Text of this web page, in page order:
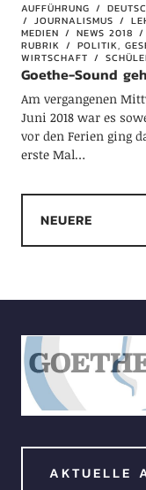
AUFFÜHRUNG
JOURNALISMUS
MEDIEN
NEWS 2018
RUBRIK
POLITIK,
WIRTSCHAFT
Goethe-Sound
Am vergangenen
Juni 2018 war es
vor den Ferien ging
erste Mal…
NEUERE
AKTUELLE